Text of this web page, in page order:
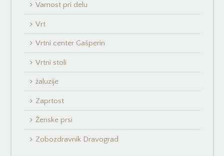
Varnost pri delu
Vrt
Vrtni center Gašperin
Vrtni stoli
žaluzije
Zaprtost
Ženske prsi
Zobozdravnik Dravograd